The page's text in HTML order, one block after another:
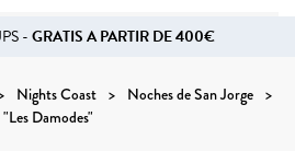
-GRATIS A PARTIR DE 400€
Nights Coast
Noches de San Jorge
Damodes"